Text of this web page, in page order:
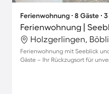
Ferienwohnung ∙ 8 Gäste ∙
Ferienwohnung |
Holzgerlingen,
Ferienwohnung mit Seeblick
Gäste – Ihr Rückzugsort für